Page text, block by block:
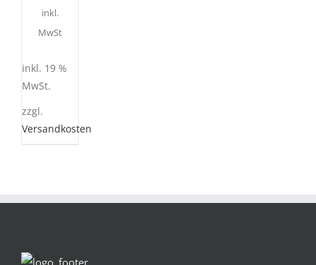
inkl.
MwSt
inkl. 19 %
MwSt.
zzgl.
Versandkosten